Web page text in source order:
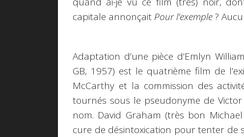
capitale annonçait Pour l’exemple?
Adaptation d’une pièce d’Emlyn
GB, 1957) est le quatrième film de
McCarthy et la commission des
tournés sous le pseudonyme de
nom. David Graham (très bon
cure de désintoxication pour tenter de